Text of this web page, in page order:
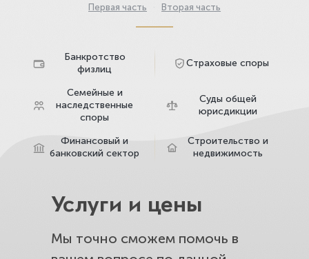
Первая часть Вторая часть
Банкротство
физлиц
Страховые споры
Семейные и
наследственные
споры
Суды общей
юрисдикции
Финансовый и
банковский сектор
Строительство и
недвижимость
Услуги и цены
Мы точно сможем помочь в